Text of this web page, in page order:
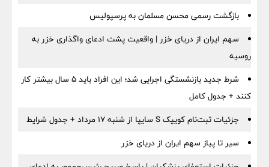
بازگشت رسمی محسن مسلمان به پرسپولیس
سهم ایران از دریای خزر | واقعیت پشت ادعای واگذاری خزر به
روسیه
شرط جدید بازنشستگی اجرایی شد؛ این افراد باید ۵ سال بیشتر کار
کنند + جدول کامل
جزئیات ثبت‌نام کوییک S سایپا از شنبه ۱۷ مرداد + جدول شرایط
سیر تا پیاز سهم ایران از دریای خزر